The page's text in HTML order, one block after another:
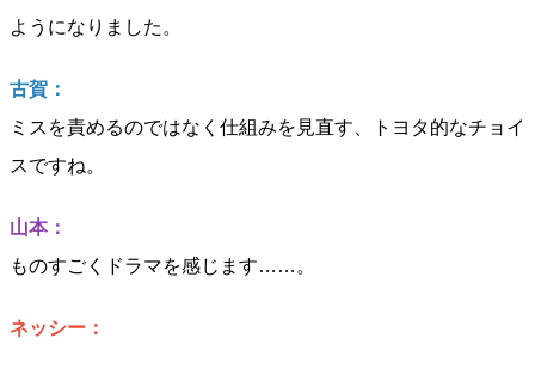
ようになりました。
古賀：
ミスを責めるのではなく仕組みを見直す、トヨタ的なチョイ
スですね。
山本：
ものすごくドラマを感じます……。
ネッシー：